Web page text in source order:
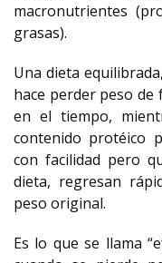
macronutrientes
grasas).
Una dieta
hace perder peso
en el tiempo,
contenido protéico
con facilidad pero
dieta, regresan
peso original.
Es lo que se llama